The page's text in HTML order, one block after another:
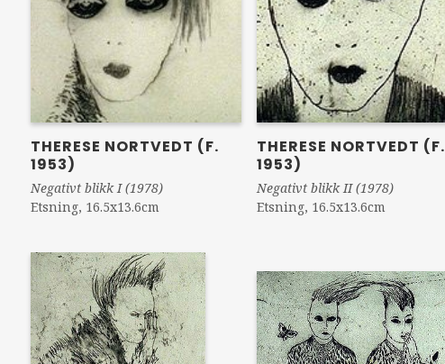
THERESE NORTVEDT (F.
1953)
Negativt blikk I (1978)
Etsning, 16.5x13.6cm
THERESE NORTVEDT (F.
1953)
Negativt blikk II (1978)
Etsning, 16.5x13.6cm